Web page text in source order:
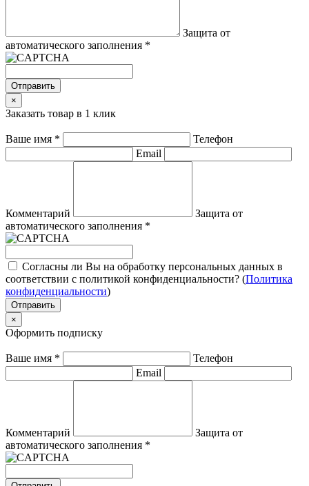
Защита от
автоматического заполнения *
Отправить
×
Заказать товар в 1 клик
Ваше имя *
Телефон
Email
Комментарий
Защита от
автоматического заполнения *
Согласны ли Вы на обработку персональных данных в
соответствии с политикой конфиденциальности? (Политика
конфиденциальности)
Отправить
×
Оформить подписку
Ваше имя *
Телефон
Email
Комментарий
Защита от
автоматического заполнения *